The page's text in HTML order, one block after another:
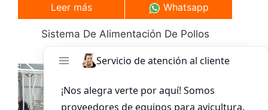
Sistema De Alimentación De Pollos
Leer más Whatsapp